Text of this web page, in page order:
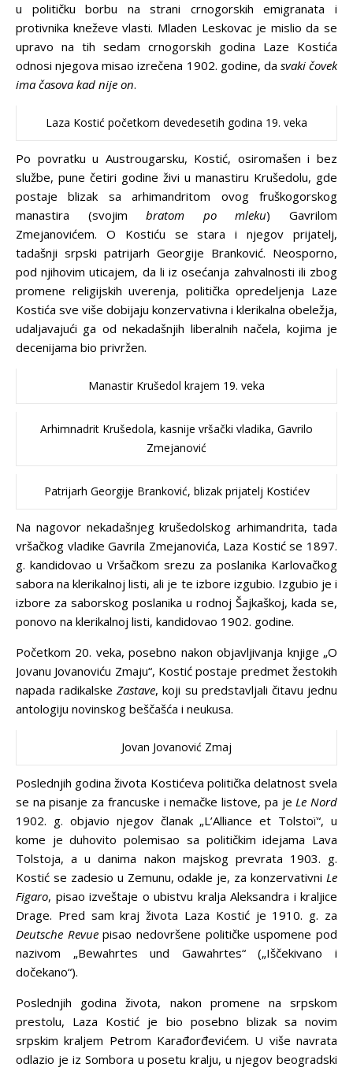
u političku borbu na strani crnogorskih emigranata i
protivnika kneževe vlasti. Mladen Leskovac je mislio da se
upravo na tih sedam crnogorskih godina Laze Kostića
odnosi njegova misao izrečena 1902. godine, da svaki čovek
ima časova kad nije on.
Laza Kostić početkom devedesetih godina 19. veka
Po povratku u Austrougarsku, Kostić, osiromašen i bez
službe, pune četiri godine živi u manastiru Krušedolu, gde
postaje blizak sa arhimandritom ovog fruškogorskog
manastira (svojimbratom po mleku) Gavrilom
Zmejanovićem. O Kostiću se stara i njegov prijatelj,
tadašnji srpski patrijarh Georgije Branković. Neosporno,
pod njihovim uticajem, da li iz osećanja zahvalnosti ili zbog
promene religijskih uverenja, politička opredeljenja Laze
Kostića sve više dobijaju konzervativna i klerikalna obeležja,
udaljavajući ga od nekadašnjih liberalnih načela, kojima je
decenijama bio privržen.
Manastir Krušedol krajem 19. veka
Arhimnadrit Krušedola, kasnije vršački vladika, Gavrilo
Zmejanović
Patrijarh Georgije Branković, blizak prijatelj Kostićev
Na nagovor nekadašnjeg krušedolskog arhimandrita, tada
vršačkog vladike Gavrila Zmejanovića, Laza Kostić se 1897.
g. kandidovao u Vršačkom srezu za poslanika Karlovačkog
sabora na klerikalnoj listi, ali je te izbore izgubio. Izgubio je i
izbore za saborskog poslanika u rodnoj Šajkaškoj, kada se,
ponovo na klerikalnoj listi, kandidovao 1902. godine.
Početkom 20. veka, posebno nakon objavljivanja knjige „O
Jovanu Jovanoviću Zmaju“, Kostić postaje predmet žestokih
napada radikalskeZastave, koji su predstavljali čitavu jednu
antologiju novinskog beščašća i neukusa.
Jovan Jovanović Zmaj
Poslednjih godina života Kostićeva politička delatnost svela
se na pisanje za francuske i nemačke listove, pa jeLe Nord
1902. g. objavio njegov članak „L’Alliance et Tolstoï“, u
kome je duhovito polemisao sa političkim idejama Lava
Tolstoja, a u danima nakon majskog prevrata 1903. g.
Kostić se zadesio u Zemunu, odakle je, za konzervativni Le
Figaro, pisao izveštaje o ubistvu kralja Aleksandra i kraljice
Drage. Pred sam kraj života Laza Kostić je 1910. g. za
Deutsche Revuepisao nedovršene političke uspomene pod
nazivom „Bewahrtes und Gawahrtes“ („Iščekivano i
dočekano“).
Poslednjih godina života, nakon promene na srpskom
prestolu, Laza Kostić je bio posebno blizak sa novim
srpskim kraljem Petrom Karađorđevićem. U više navrata
odlazio je iz Sombora u posetu kralju, u njegov beogradski